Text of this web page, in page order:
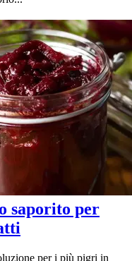
saporito per
per i più pigri in